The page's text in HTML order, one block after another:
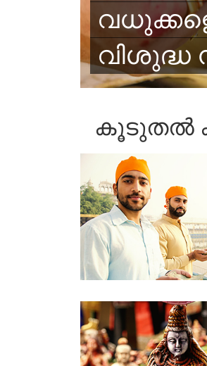
വിശുദ്ധ
കൂടുതൽ